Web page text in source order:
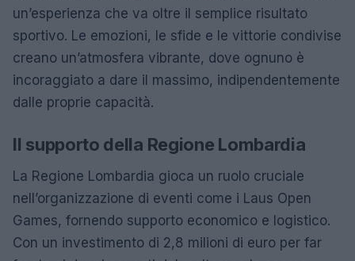
un’esperienza che va oltre il semplice risultato
sportivo. Le emozioni, le sfide e le vittorie condivise
creano un’atmosfera vibrante, dove ognuno è
incoraggiato a dare il massimo, indipendentemente
dalle proprie capacità.
Il supporto della Regione Lombardia
La Regione Lombardia gioca un ruolo cruciale
nell’organizzazione di eventi come i Laus Open
Games, fornendo supporto economico e logistico.
Con un investimento di 2,8 milioni di euro per far